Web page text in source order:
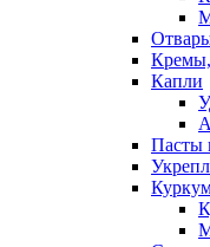
Кремы,
Капли
Пасты